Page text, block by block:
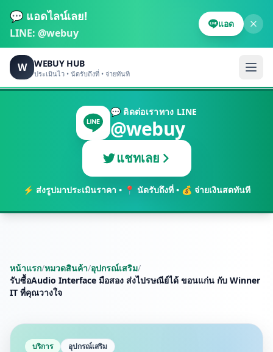
💬 แอดไลน์เลย!
LINE: @webuy
แอด
W WEBUY HUB
ประเมินไว • นัดรับถึงที่ • จ่ายทันที
💬 ติดต่อเราทาง LINE
@webuy
แชทเลย
⚡ ส่งรูปมาประเมินราคา • 📍 นัดรับถึงที่ • 💰 จ่ายเงินสดทันที
หน้าแรก/หมวดสินค้า/อุปกรณ์เสริม/
รับซื้อAudio Interface มือสอง ส่งไปรษณีย์ได้ ขอนแก่น กับ Winner
IT ที่คุณวางใจ
บริการ อุปกรณ์เสริม